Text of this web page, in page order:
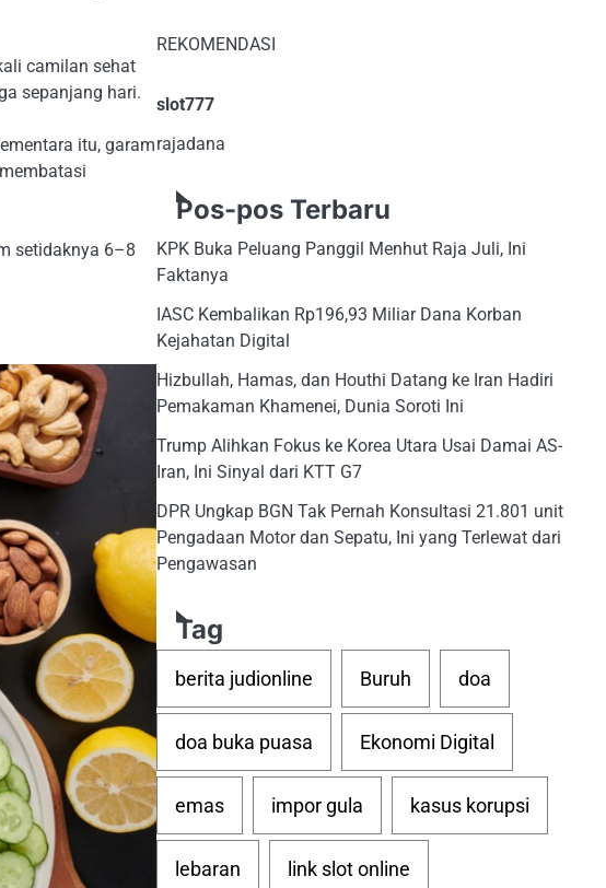
camilan sehat
sepanjang hari.
itu, garam
setidaknya 6–8
REKOMENDASI
slot777
rajadana
Pos-pos Terbaru
KPK Buka Peluang Panggil Menhut Raja Juli, Ini
Faktanya
IASC Kembalikan Rp196,93 Miliar Dana Korban
Kejahatan Digital
Hizbullah, Hamas, dan Houthi Datang ke Iran Hadiri
Pemakaman Khamenei, Dunia Soroti Ini
Trump Alihkan Fokus ke Korea Utara Usai Damai AS-
Iran, Ini Sinyal dari KTT G7
DPR Ungkap BGN Tak Pernah Konsultasi 21.801 unit
Pengadaan Motor dan Sepatu, Ini yang Terlewat dari
Pengawasan
Tag
berita judionline Buruh doa
doa buka puasa Ekonomi Digital
emas impor gula kasus korupsi
lebaran link slot online